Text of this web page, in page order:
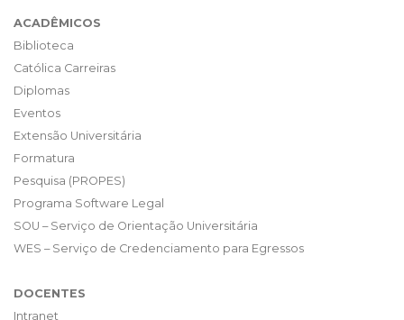
ACADÊMICOS
Biblioteca
Católica Carreiras
Diplomas
Eventos
Extensão Universitária
Formatura
Pesquisa (PROPES)
Programa Software Legal
SOU – Serviço de Orientação Universitária
WES – Serviço de Credenciamento para Egressos
DOCENTES
Intranet